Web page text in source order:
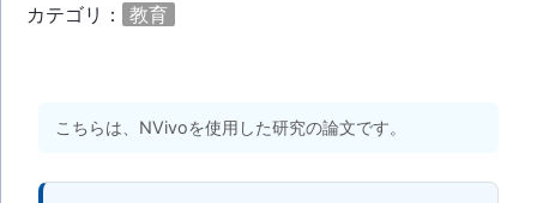
カテゴリ： 教育
こちらは、NVivoを使用した研究の論文です。